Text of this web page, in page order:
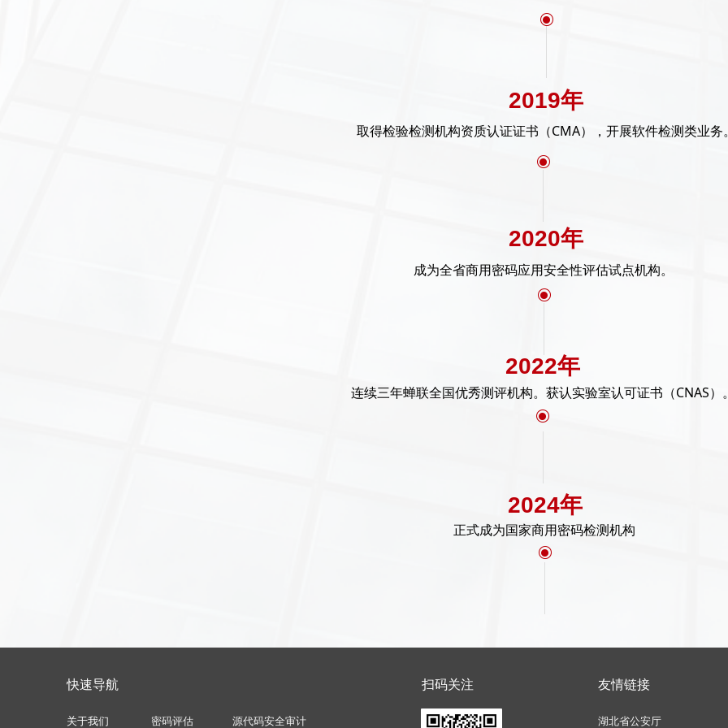
ꀉ
2019年
取得检验检测机构资质认证证书（CMA），开展软件检测类业务
ꀉ
2020年
成为全省商用密码应用安全性评估试点机构。
ꀉ
2022年
连续三年蝉联全国优秀测评机构。获认实验室认可证书（CNAS）
ꀉ
正式成为国家商用密码检测机构
2024年
ꀉ
快速导航
关于我们 源代码安全审计
密码评估
友情链接
湖北省公安厅
扫码关注